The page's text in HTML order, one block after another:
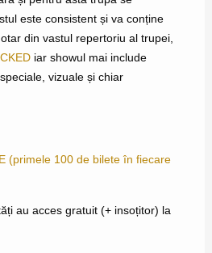
este consistent și va conține
din vastul repertoriu al trupei,
iar showul mai include
vizuale și chiar
(primele 100 de bilete în fiecare
au acces gratuit (+ insoțitor) la